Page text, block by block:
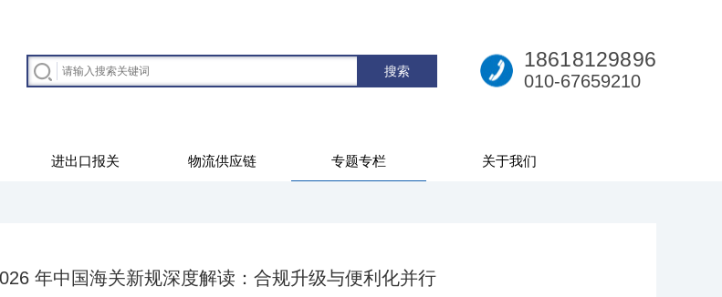
18618129896
010-67659210
进出口报关 物流供应链 专题专栏 关于我们
年中国海关新规深度解读：合规升级与便利化并行